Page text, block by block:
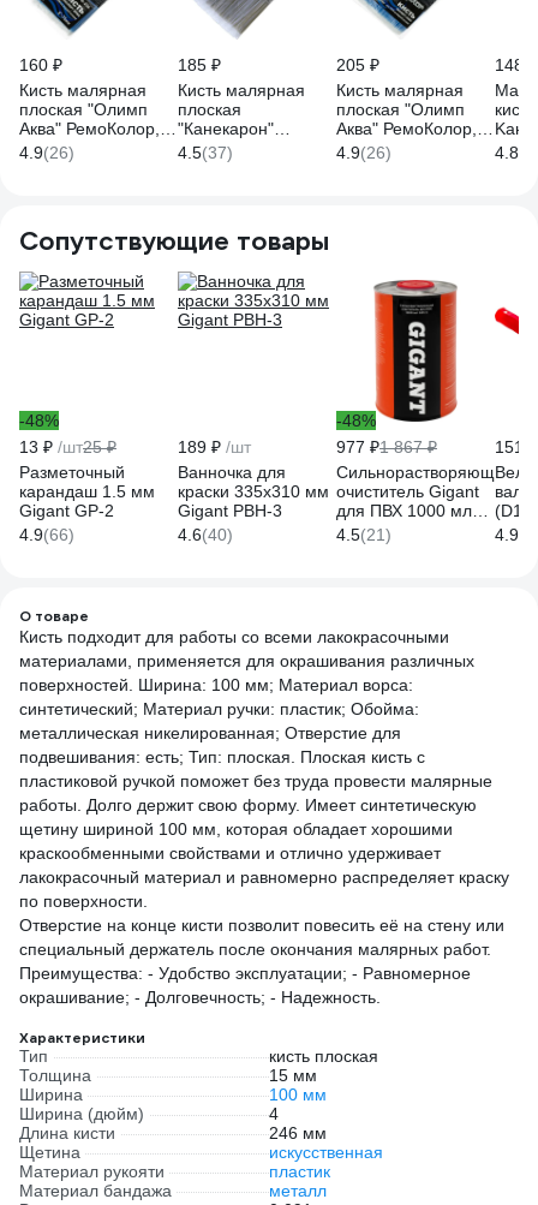
160 ₽
Кисть малярная
плоская "Олимп
Аква" РемоКолор,
3"-75мм, /шт./ 01-8-
230
4.9(26)
185 ₽
Кисть малярная
плоская
"Канекарон"
РемоКолор, 4" -
100мм, /шт./ 01-1-
4.5(37)
205 ₽
Кисть малярная
плоская "Олимп
Аква" РемоКолор,
4"-100мм, /шт./ 01-
8-240
4.9(26)
148 ₽
4.8
Сопутствующие товары
-48%
13 ₽ /шт25 ₽
Разметочный
карандаш 1.5 мм
Gigant GP-2
4.9(66)
189 ₽ /шт
Ванночка для
краски 335х310 мм
Gigant PBH-3
4.6(40)
-48%
977 ₽1 867 ₽
Сильнорастворяющий
очиститель Gigant
для ПВХ 1000 мл
GPC-5
4.5(21)
151 ₽
4
4.9
О товаре
Кисть подходит для работы со всеми лакокрасочными
материалами, применяется для окрашивания различных
поверхностей. Ширина: 100 мм; Материал ворса:
синтетический; Материал ручки: пластик; Обойма:
металлическая никелированная; Отверстие для
подвешивания: есть; Тип: плоская. Плоская кисть с
пластиковой ручкой поможет без труда провести малярные
работы. Долго держит свою форму. Имеет синтетическую
щетину шириной 100 мм, которая обладает хорошими
краскообменными свойствами и отлично удерживает
лакокрасочный материал и равномерно распределяет краску
по поверхности.
Отверстие на конце кисти позволит повесить её на стену или
специальный держатель после окончания малярных работ.
Преимущества: - Удобство эксплуатации; - Равномерное
окрашивание; - Долговечность; - Надежность.
Характеристики
Тип
кисть плоская
Толщина
15 мм
Ширина
100 мм
Ширина (дюйм)
4
Длина кисти
246 мм
Щетина
искусственная
Материал рукояти
пластик
Материал бандажа
металл